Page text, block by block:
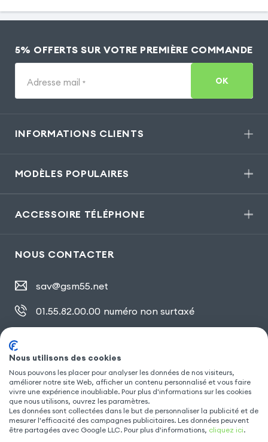
5% OFFERTS SUR VOTRE PREMIÈRE COMMANDE
Adresse mail * OK
INFORMATIONS CLIENTS
MODÈLES POPULAIRES
ACCESSOIRE TÉLÉPHONE
NOUS CONTACTER
sav@gsm55.net
01.55.82.00.00 numéro non surtaxé
SUIVEZ NOUS
Nous utilisons des cookies
Nous pouvons les placer pour analyser les données de nos visiteurs,
améliorer notre site Web, afficher un contenu personnalisé et vous faire
vivre une expérience inoubliable. Pour plus d'informations sur les cookies
que nous utilisons, ouvrez les paramètres.
Les données sont collectées dans le but de personnaliser la publicité et de
mesurer l'efficacité des campagnes publicitaires. Les données peuvent
être partagées avec Google LLC. Pour plus d'informations, cliquez ici.